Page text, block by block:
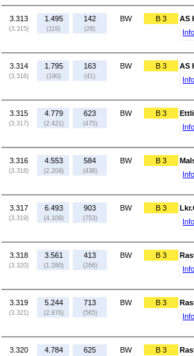
3.313
(3.315)
1.495
(119)
142
(28)
BW B 3
AS
3.314
(3.316)
1.795
(190)
163
(41)
BW B 3
AS
3.315
(3.317)
4.779
(2.421)
623
(475)
BW B 3
3.316
(3.318)
4.553
(2.204)
584
(436)
BW B 3
3.317
(3.319)
6.493
(4.109)
903
(753)
BW B 3
3.318
(3.320)
3.561
(1.280)
413
(266)
BW B 3
3.319
(3.321)
5.244
(2.876)
713
(565)
BW B 3
3.320 4.784 625 BW B 3